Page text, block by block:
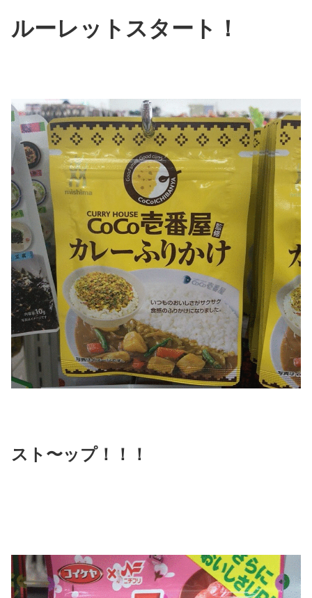
ルーレットスタート！
スト〜ップ！！！